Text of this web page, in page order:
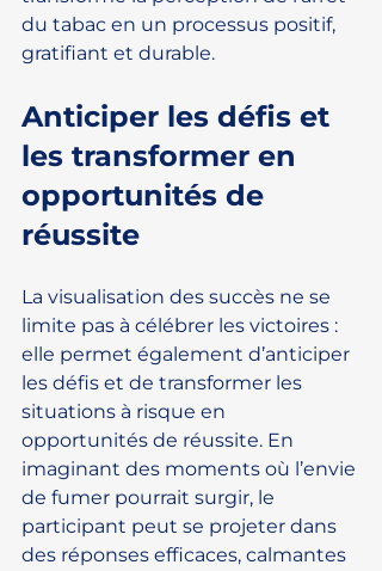
du tabac en un processus positif,
gratifiant et durable.
Anticiper les défis et
les transformer en
opportunités de
réussite
La visualisation des succès ne se
limite pas à célébrer les victoires :
elle permet également d’anticiper
les défis et de transformer les
situations à risque en
opportunités de réussite. En
imaginant des moments où l’envie
de fumer pourrait surgir, le
participant peut se projeter dans
des réponses efficaces, calmantes